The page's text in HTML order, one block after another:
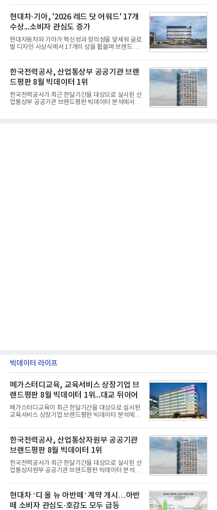
인 천궁
일 한국기업평판연구소(소장 구창환)는 국내 교육서
비스 상장기업 브랜드를 대상으로 지난 7월 7일부터
8월 7일까지 수집된 소비자 빅데이터 10,074,233건
을 분석한 결과, 메가스터디교육이 브랜드평판지수
1,710,926을 기록하며 8월 1위에 올랐다고 밝혔다.
분석에 활용된 빅데이터는 지난 7월(9,491,206건) 대
비 6.14% 증가한 수치로, 교육서비스 상장기업 브랜
디교육, 대교, 디지
현대차·기아, '2026 레드 닷 어워드' 17개
수상...소비자 관심도 증가
현대자동차와 기아가 혁신성과 창의성을 앞세워 글로
벌 디자인 시상식에서 17개의 상을 휩쓸며 브랜드 경
레드 닷 어워드: 브랜드 & 커뮤니케이션 디자인 부문
(Red Dot Design Award: Brand &
Communication Design)'에서 최우수상 2개, 본상
15개를 수상했다고 7일 밝혔다.'레드 닷 어워드'는 독
일 iF, 미국 IDEA와 함께 세계 3대 디자인 시상식으로
손꼽히는 세계 최대 규모의 디자인 공모전이다. 독일
노르트라인 베스트팔렌 디자인센터(Design
한국전력공사, 산업통상부 공공기관 브랜
드평판 8월 빅데이터 1위
한국전력공사가 최근 한달기간을 대상으로 실시된 산
업통상부 공공기관 브랜드평판 빅데이터 분석에서 1
빅데이터 라이프
메가스터디교육, 교육서비스 상장기업 브
랜드평판 8월 빅데이터 1위...대교 뒤이어
메가스터디교육이 최근 한달기간을 대상으로 실시된
교육서비스 상장기업 브랜드평판 빅데이터 분석에서
일 한국기업평판연구소(소장 구창환)는 국내 교육서
비스 상장기업 브랜드를 대상으로 지난 7월 7일부터
8월 7일까지 수집된 소비자 빅데이터 10,074,233건
을 분석한 결과, 메가스터디교육이 브랜드평판지수
1,710,926을 기록하며 8월 1위에 올랐다고 밝혔다.
분석에 활용된 빅데이터는 지난 7월(9,491,206건) 대
비 6.14% 증가한 수치로, 교육서비스 상장기업 브랜
디교육, 대교, 디지
한국전력공사, 산업통상자원부 공공기관
브랜드평판 8월 빅데이터 1위
한국전력공사가 최근 한달기간을 대상으로 실시된 산
업통상자원부 공공기관 브랜드평판 빅데이터 분석에
이 순으로 뒤를 이었다.7일 한국기업평판연구소(소장
구창환)는 산업통상자원부 공공기관 41개 브랜드를
대상으로 지난 7월 7일부터 8월 7일까지 수집된 소비
자 빅데이터 91,102,549건을 분석한 결과, 한국전력
현대차 ‘디 올 뉴 아반떼’ 계약 개시…아반
떼 소비자 관심도·호감도 모두 급등